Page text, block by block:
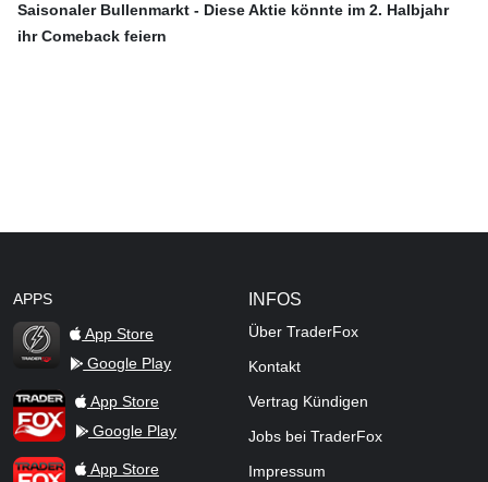
Saisonaler Bullenmarkt - Diese Aktie könnte im 2. Halbjahr
ihr Comeback feiern
APPS
TraderFox Flash
App Store
Google Play
TraderFox AppApp Store
Google Play
TraderFox ProApp Store
INFOS
Über TraderFox
Kontakt
Vertrag Kündigen
Jobs bei TraderFox
Impressum